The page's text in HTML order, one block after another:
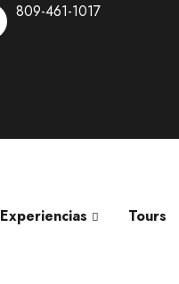
809-461-1017
Experiencias Tours